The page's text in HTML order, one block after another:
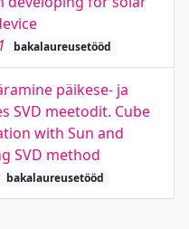
bakalaureusetööd
päikese- ja
SVD meetodit. Cube
with Sun and
SVD method
bakalaureusetööd